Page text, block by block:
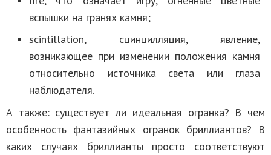
вспышки на гранях камня;
scintillation, сцинцилляция, явление,
возникающее при изменении положения камня
относительно источника света или глаза
наблюдателя.
А также: существует ли идеальная огранка? В чем
особенность фантазийных огранок бриллиантов? В
каких случаях бриллианты просто соответствуют